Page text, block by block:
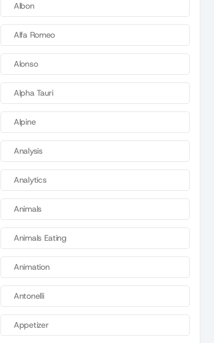
Albon
Alfa Romeo
Alonso
Alpha Tauri
Alpine
Analysis
Analytics
Animals
Animals Eating
Animation
Antonelli
Appetizer